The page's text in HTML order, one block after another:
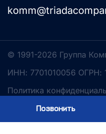
© 1991-2026 Группа
ИНН: 7701010056 ОГРН:
Политика
Разработка сайта
Позвонить